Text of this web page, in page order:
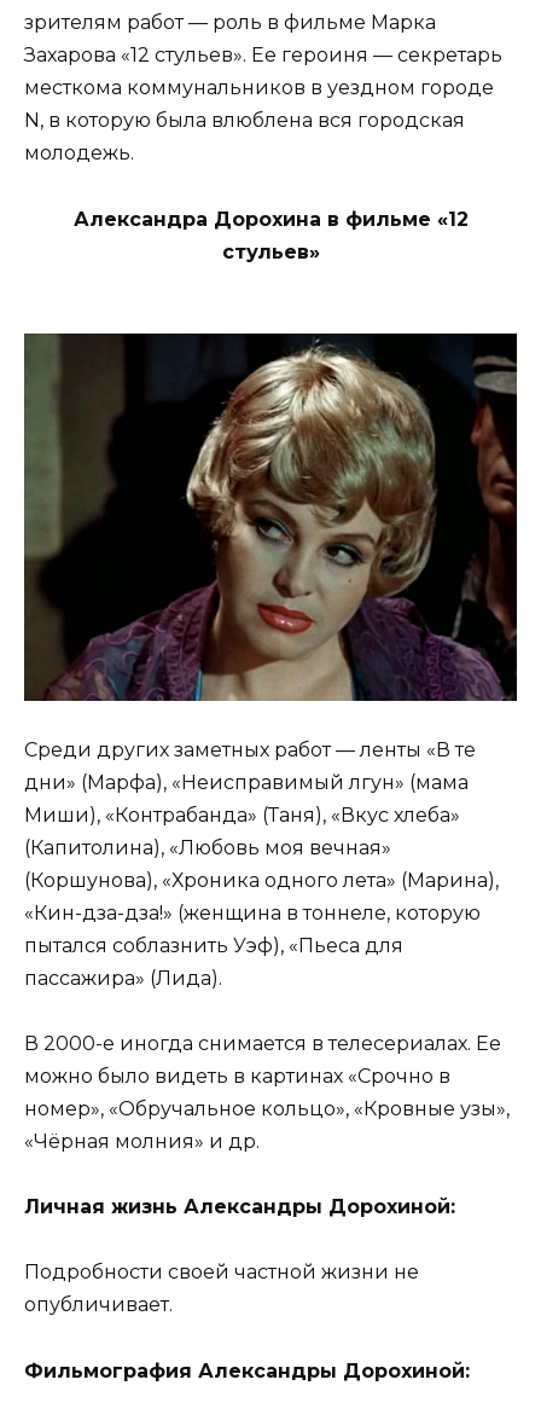
зрителям работ — роль в фильме Марка
Захарова «12 стульев». Ее героиня — секретарь
месткома коммунальников в уездном городе
N, в которую была влюблена вся городская
молодежь.
Александра Дорохина в фильме «12
стульев»
Среди других заметных работ — ленты «В те
дни» (Марфа), «Неисправимый лгун» (мама
Миши), «Контрабанда» (Таня), «Вкус хлеба»
(Капитолина), «Любовь моя вечная»
(Коршунова), «Хроника одного лета» (Марина),
«Кин-дза-дза!» (женщина в тоннеле, которую
пытался соблазнить Уэф), «Пьеса для
пассажира» (Лида).
В 2000-е иногда снимается в телесериалах. Ее
можно было видеть в картинах «Срочно в
номер», «Обручальное кольцо», «Кровные узы»,
«Чёрная молния» и др.
Личная жизнь Александры Дорохиной:
Подробности своей частной жизни не
опубличивает.
Фильмография Александры Дорохиной: